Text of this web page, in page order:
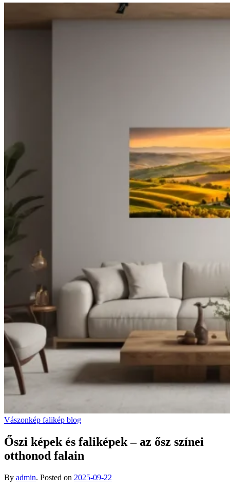
Vászonkép falikép blog
Őszi képek és faliképek – az ősz színei
otthonod falain
By admin. Posted on 2025-09-22